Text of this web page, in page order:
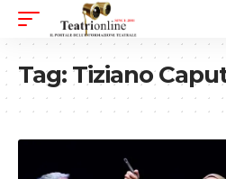
Tag: Tiziano